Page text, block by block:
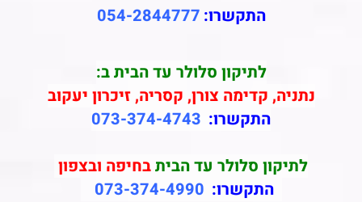
התקשרו: 054-2844777
לתיקון סלולר עד הבית ב:
נתניה, קדימה צורן, קסריה, זיכרון יעקוב
התקשרו: 073-374-4743
לתיקון סלולר עד הביתבחיפה ובצפון
התקשרו: 073-374-4990